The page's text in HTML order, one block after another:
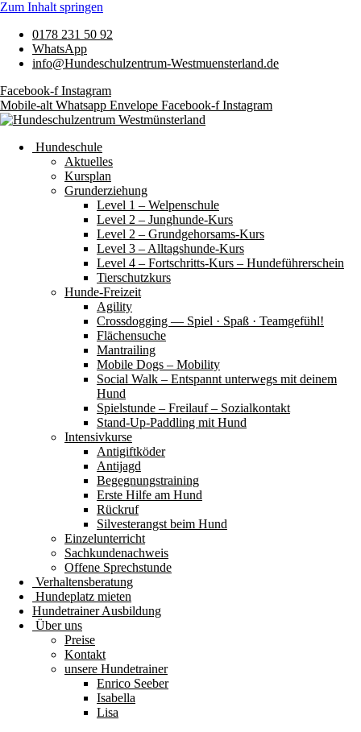
Zum Inhalt springen
0178 231 50 92
WhatsApp
info@Hundeschulzentrum-Westmuensterland.de
Facebook-f Instagram
Mobile-alt Whatsapp Envelope Facebook-f Instagram
Hundeschule
Aktuelles
Kursplan
Grunderziehung
Level 1 – Welpenschule
Level 2 – Junghunde-Kurs
Level 2 – Grundgehorsams-Kurs
Level 3 – Alltagshunde-Kurs
Level 4 – Fortschritts-Kurs – Hundeführerschein
Tierschutzkurs
Hunde-Freizeit
Agility
Crossdogging — Spiel · Spaß · Teamgefühl!
Flächensuche
Mantrailing
Mobile Dogs – Mobility
Social Walk – Entspannt unterwegs mit deinem
Hund
Spielstunde – Freilauf – Sozialkontakt
Stand-Up-Paddling mit Hund
Intensivkurse
Antigiftköder
Antijagd
Begegnungstraining
Erste Hilfe am Hund
Rückruf
Silvesterangst beim Hund
Einzelunterricht
Sachkundenachweis
Offene Sprechstunde
Verhaltensberatung
Hundeplatz mieten
Hundetrainer Ausbildung
Über uns
Preise
Kontakt
unsere Hundetrainer
Enrico Seeber
Isabella
Lisa